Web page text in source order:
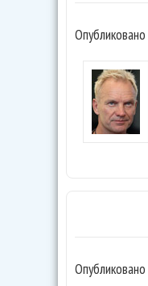
Опубликовано
Опубликовано